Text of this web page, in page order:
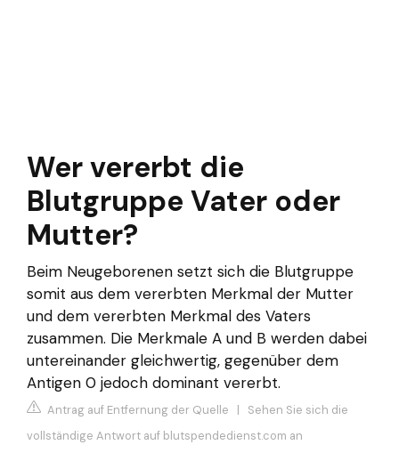
Wer vererbt die
Blutgruppe Vater oder
Mutter?
Beim Neugeborenen setzt sich die Blutgruppe
somit aus dem vererbten Merkmal der Mutter
und dem vererbten Merkmal des Vaters
zusammen. Die Merkmale A und B werden dabei
untereinander gleichwertig, gegenüber dem
Antigen 0 jedoch dominant vererbt.
Antrag auf Entfernung der Quelle | Sehen Sie sich die
vollständige Antwort auf blutspendedienst.com an